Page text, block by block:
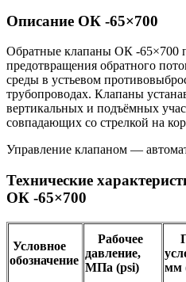
Описание ОК -65×700
Обратные клапаны ОК -65×700
предотвращения обратного
среды в устьевом
трубопроводах. Клапаны
вертикальных и подъёмных
совпадающих со стрелкой на
Управление клапаном —
Технические
ОК -65×700
Условное
обозначение
Рабочее
давление,
МПa (psi)
мм